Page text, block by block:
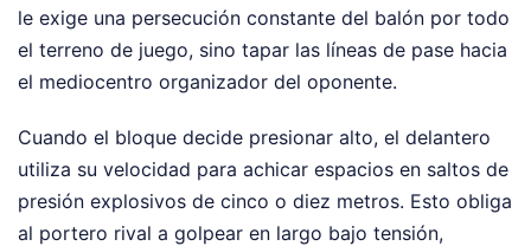
le exige una persecución constante del balón por todo
el terreno de juego, sino tapar las líneas de pase hacia
el mediocentro organizador del oponente.
Cuando el bloque decide presionar alto, el delantero
utiliza su velocidad para achicar espacios en saltos de
presión explosivos de cinco o diez metros. Esto obliga
al portero rival a golpear en largo bajo tensión,